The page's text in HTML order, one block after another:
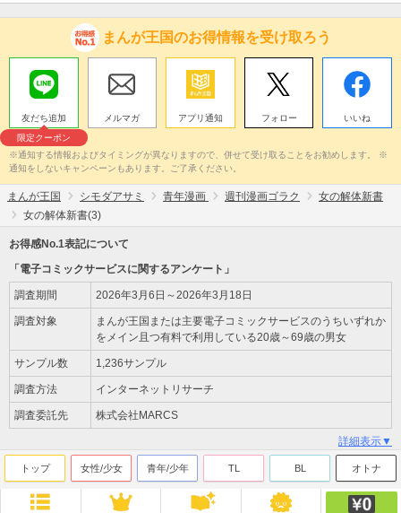
まんが王国のお得情報を受け取ろう
友だち追加
限定クーポン
メルマガ アプリ通知 フォロー いいね
※通知する情報およびタイミングが異なりますので、併せて受け取ることをお勧めします。 ※
通知をしないキャンペーンもあります。ご了承ください。
まんが王国 シモダアサミ 青年漫画 週刊漫画ゴラク
女の解体新書
女の解体新書(3)
お得感No.1表記について
「電子コミックサービスに関するアンケート」
調査期間 2026年3月6日～2026年3月18日
調査対象
まんが王国または主要電子コミックサービスのうちいずれか
をメイン且つ有料で利用している20歳～69歳の男女
サンプル数 1,236サンプル
調査方法 インターネットリサーチ
調査委託先 株式会社MARCS
詳細表示▼
トップ 女性/少女 青年/少年 TL BL オトナ